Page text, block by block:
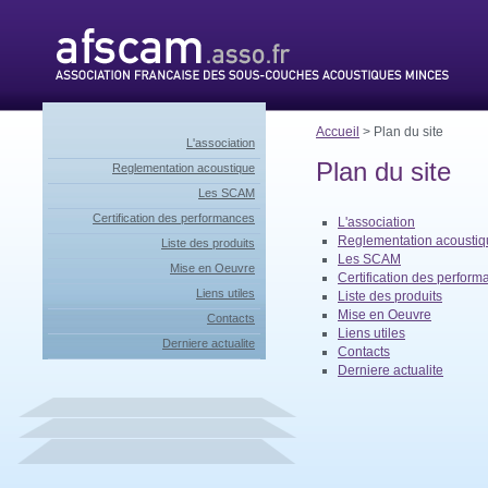
L'association
Reglementation acoustique
Les SCAM
Certification des performances
Liste des produits
Mise en Oeuvre
Liens utiles
Contacts
Derniere actualite
Accueil > Plan du site
Plan du site
L'association
Reglementation
Les SCAM
Certification des
Liste des produits
Mise en Oeuvre
Liens utiles
Contacts
Derniere actualite